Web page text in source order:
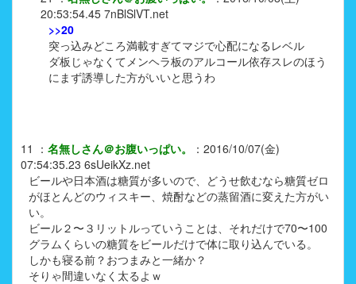
20:53:54.45 7nBlSlVT.net
>>20
突っ込みどころ満載すぎてマジで心配になるレベル
ダ板じゃなくてメンヘラ板のアルコール依存スレのほう
にまず誘導した方がいいと思うわ
11 ： 名無しさん＠お腹いっぱい。 ： 2016/10/07(金)
07:54:35.23 6sUeikXz.net
ビールや日本酒は糖質が多いので、どうせ飲むなら糖質ゼロ
がほとんどのウィスキー、焼酎などの蒸留酒に変えた方がい
い。
ビール２〜３リットルっていうことは、それだけで70〜100
グラムくらいの糖質をビールだけで体に取り込んでいる。
しかも寝る前？おつまみと一緒か？
そりゃ間違いなく太るよｗ